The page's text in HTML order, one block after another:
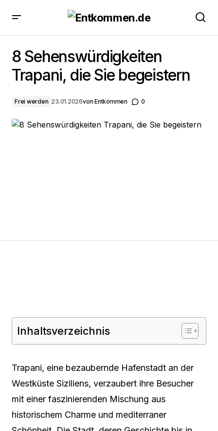
8 Sehenswürdigkeiten
Trapani, die Sie begeistern
Frei werden 23.01.2026von Entkommen 0
Inhaltsverzeichnis
Trapani, eine bezaubernde Hafenstadt an der
Westküste Siziliens, verzaubert ihre Besucher
mit einer faszinierenden Mischung aus
historischem Charme und mediterraner